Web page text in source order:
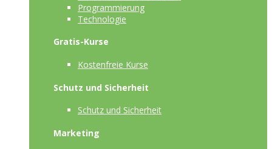
Programmierung
Technologie
Gratis-Kurse
Kostenfreie Kurse
Schutz und Sicherheit
Schutz und Sicherheit
Marketing